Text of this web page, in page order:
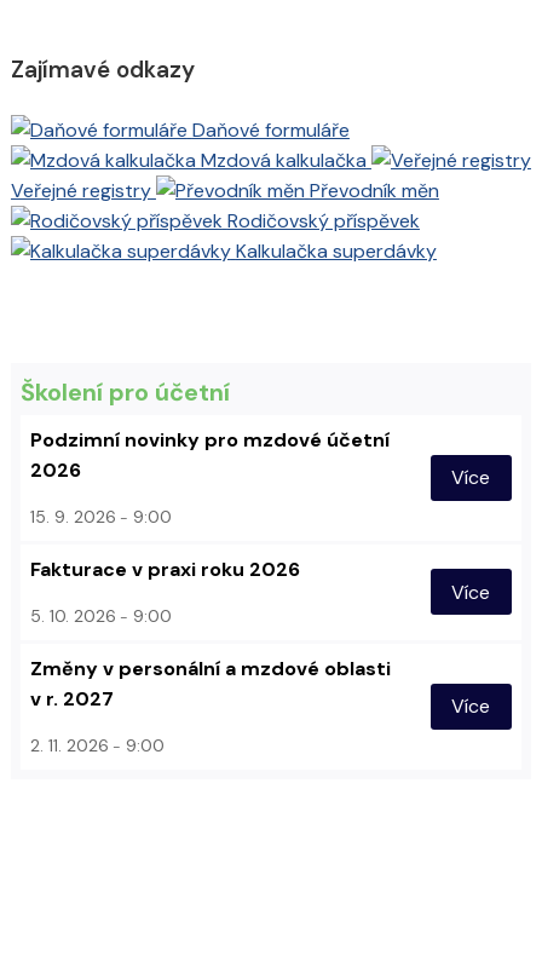
Zajímavé odkazy
Daňové formuláře
Mzdová kalkulačka
Veřejné registry
Převodník měn
Rodičovský příspěvek
Kalkulačka superdávky
Školení pro účetní
Podzimní novinky pro mzdové účetní
2026
15. 9. 2026 9:00
Více
Fakturace v praxi roku 2026
5. 10. 2026 9:00
Více
Změny v personální a mzdové oblasti
v r. 2027
2. 11. 2026 9:00
Více